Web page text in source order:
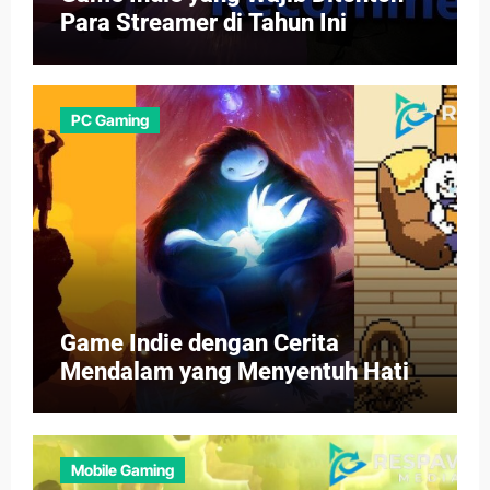
Para Streamer di Tahun Ini
PC Gaming
Game Indie dengan Cerita
Mendalam yang Menyentuh Hati
Mobile Gaming